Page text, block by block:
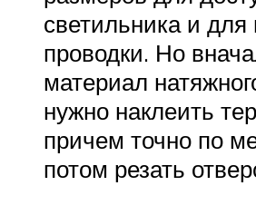
светильника и
проводки. Но
материал
нужно наклеить
причем точно по
потом резать